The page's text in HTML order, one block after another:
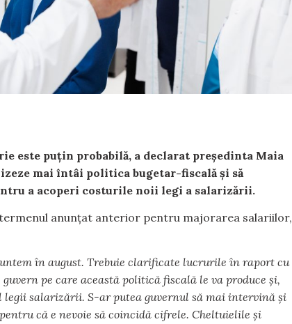
este puțin probabilă, a declarat președinta Maia
mai întâi politica bugetar-fiscală și să
a acoperi costurile noii legi a salarizării.
anunțat anterior pentru majorarea salariilor,
în august. Trebuie clarificate lucrurile în raport cu
pe care această politică fiscală le va produce și,
legii salarizării. S-ar putea guvernul să mai intervină și
că e nevoie să coincidă cifrele. Cheltuielile și